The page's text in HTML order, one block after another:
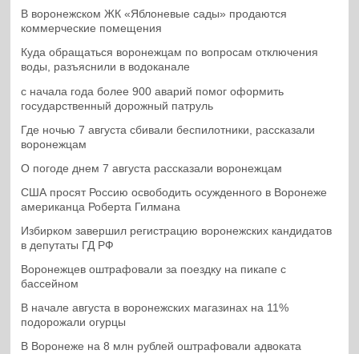
В воронежском ЖК «Яблоневые сады» продаются
коммерческие помещения
Куда обращаться воронежцам по вопросам отключения
воды, разъяснили в водоканале
с начала года более 900 аварий помог оформить
государственный дорожный патруль
Где ночью 7 августа сбивали беспилотники, рассказали
воронежцам
О погоде днем 7 августа рассказали воронежцам
США просят Россию освободить осужденного в Воронеже
американца Роберта Гилмана
Избирком завершил регистрацию воронежских кандидатов
в депутаты ГД РФ
Воронежцев оштрафовали за поездку на пикапе с
бассейном
В начале августа в воронежских магазинах на 11%
подорожали огурцы
В Воронеже на 8 млн рублей оштрафовали адвоката